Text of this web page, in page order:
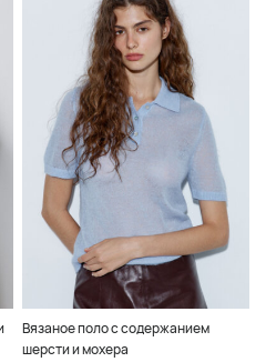
Вязаное поло с содержанием
шерсти и мохера